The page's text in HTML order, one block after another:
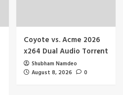
Coyote vs. Acme 2026
x264 Dual Audio Torr𝐞nt
Shubham Namdeo
August 8, 2026
0